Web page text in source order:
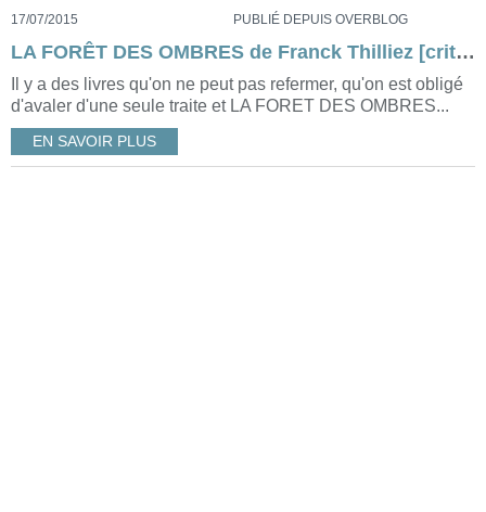
17/07/2015 PUBLIÉ DEPUIS OVERBLOG
LA FORÊT DES OMBRES de Franck Thilliez [critique]
Il y a des livres qu'on ne peut pas refermer, qu'on est obligé
d'avaler d'une seule traite et LA FORET DES OMBRES...
EN SAVOIR PLUS